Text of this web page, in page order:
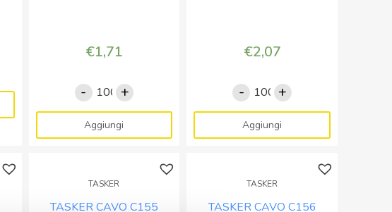
€1,71
-
TASKER
CAVO
C153
H05VV-
+
Aggiungi
€2,07
-
TASKER
CAVO
C154
H05VV-
+
Aggiungi
TASKER
TASKER CAVO C155
TASKER
TASKER CAVO C156